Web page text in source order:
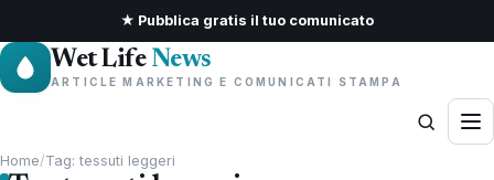
★ Pubblica gratis il tuo comunicato
Wet Life News
ARTICLE MARKETING E COMUNICATI STAMPA
Home/Tag: tessuti leggeri